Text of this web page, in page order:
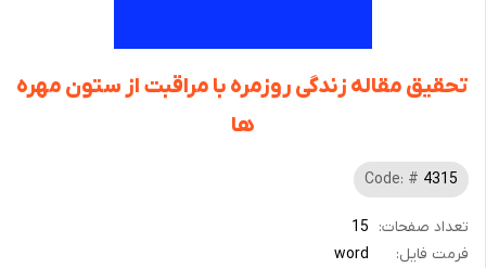
تحقیق مقاله زندگی روزمره با مراقبت از ستون مهره
ها
Code: # 4315
تعداد صفحات: 15
فرمت فایل:
word